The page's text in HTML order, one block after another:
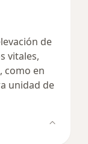
de
vitales,
como en
unidad de